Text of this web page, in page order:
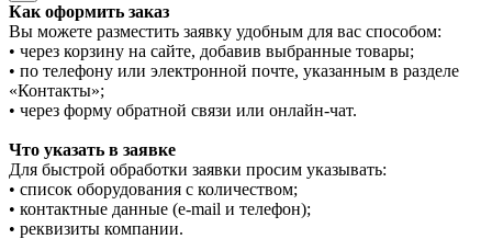
Как оформить заказ
Вы можете разместить заявку удобным для вас способом:
• через корзину на сайте, добавив выбранные товары;
• по телефону или электронной почте, указанным в разделе
«Контакты»;
• через форму обратной связи или онлайн-чат.
Что указать в заявке
Для быстрой обработки заявки просим указывать:
• список оборудования с количеством;
• контактные данные (e-mail и телефон);
• реквизиты компании.